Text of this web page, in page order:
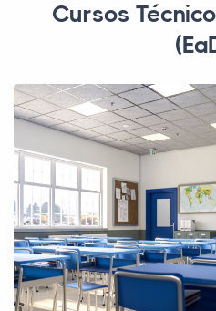
Cursos